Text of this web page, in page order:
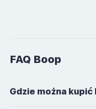
FAQ Boop
Gdzie można kupić